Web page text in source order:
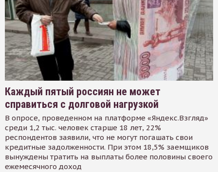
Каждый пятый россиян не может
справиться с долговой нагрузкой
В опросе, проведенном на платформе «Яндекс.Взгляд»
среди 1,2 тыс. человек старше 18 лет, 22%
респондентов заявили, что не могут погашать свои
кредитные задолженности. При этом 18,5% заемщиков
вынуждены тратить на выплаты более половины своего
ежемесячного доход